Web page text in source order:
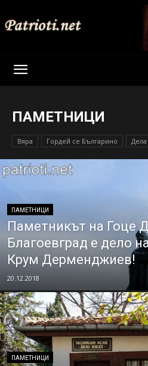
ПАМЕТНИЦИ
Вяра Гордей се Българино Дела
ПАМЕТНИЦИ
Паметникът на Гоце
Благоевград е дело
Крум Дерменджиев!
20.12.2018
ПАМЕТНИЦИ